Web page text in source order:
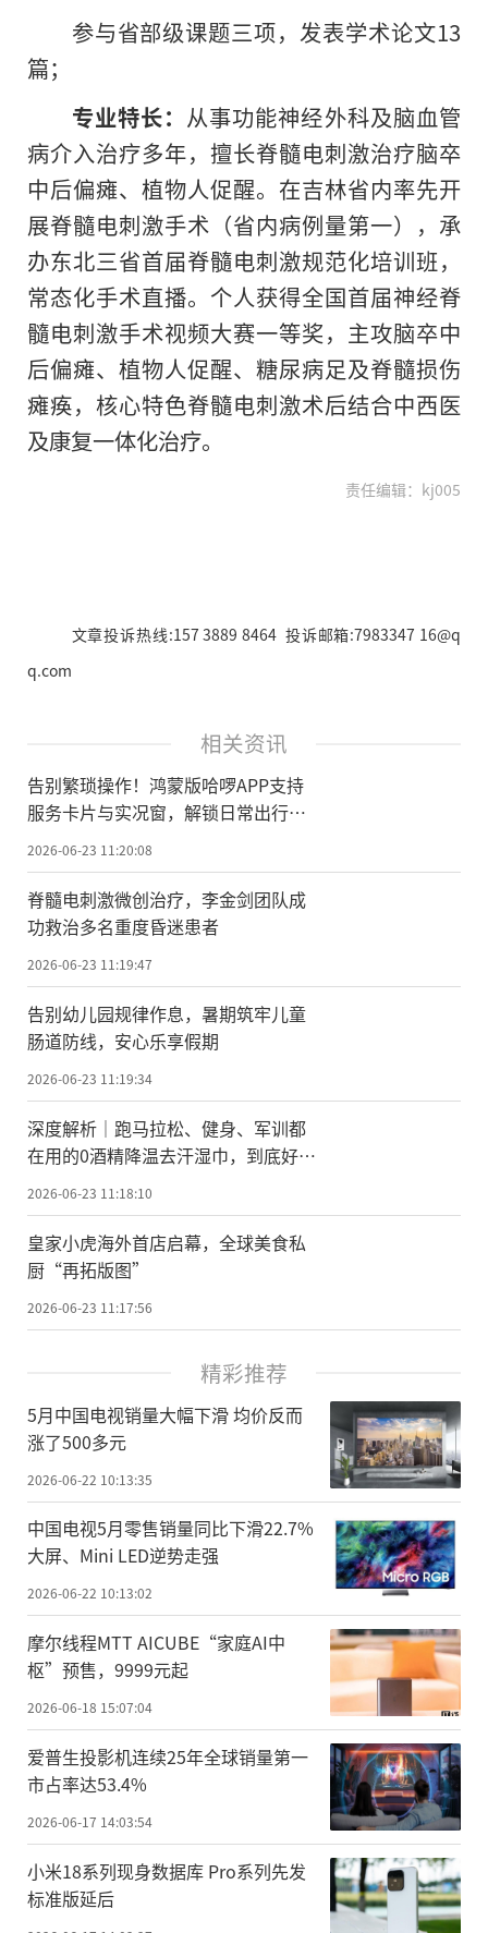
参与省部级课题三项，发表学术论文13
篇；
专业特长： 从事功能神经外科及脑血管
病介入治疗多年，擅长脊髓电刺激治疗脑卒
中后偏瘫、植物人促醒。在吉林省内率先开
展脊髓电刺激手术（省内病例量第一），承
办东北三省首届脊髓电刺激规范化培训班，
常态化手术直播。个人获得全国首届神经脊
髓电刺激手术视频大赛一等奖，主攻脑卒中
后偏瘫、植物人促醒、糖尿病足及脊髓损伤
瘫痪，核心特色脊髓电刺激术后结合中西医
及康复一体化治疗。
责任编辑：kj005
文章投诉热线:157 3889 8464 投诉邮箱:7983347 16@q
q.com
相关资讯
告别繁琐操作！鸿蒙版哈啰APP支持
服务卡片与实况窗，解锁日常出行新
体验
2026-06-23 11:20:08
脊髓电刺激微创治疗，李金剑团队成
功救治多名重度昏迷患者
2026-06-23 11:19:47
告别幼儿园规律作息，暑期筑牢儿童
肠道防线，安心乐享假期
2026-06-23 11:19:34
深度解析｜跑马拉松、健身、军训都
在用的0酒精降温去汗湿巾，到底好在
哪？
2026-06-23 11:18:10
皇家小虎海外首店启幕，全球美食私
厨“再拓版图”
2026-06-23 11:17:56
精彩推荐
5月中国电视销量大幅下滑 均价反而
涨了500多元
2026-06-22 10:13:35
中国电视5月零售销量同比下滑22.7%
大屏、Mini LED逆势走强
2026-06-22 10:13:02
摩尔线程MTT AICUBE“家庭AI中
枢”预售，9999元起
2026-06-18 15:07:04
爱普生投影机连续25年全球销量第一
市占率达53.4%
2026-06-17 14:03:54
小米18系列现身数据库 Pro系列先发
标准版延后